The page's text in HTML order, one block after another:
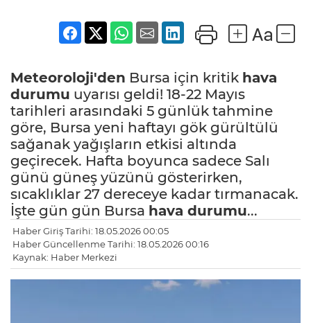
Meteoroloji'den Bursa için kritik hava
durumu uyarısı geldi! 18-22 Mayıs
tarihleri arasındaki 5 günlük tahmine
göre, Bursa yeni haftayı gök gürültülü
sağanak yağışların etkisi altında
geçirecek. Hafta boyunca sadece Salı
günü güneş yüzünü gösterirken,
sıcaklıklar 27 dereceye kadar tırmanacak.
İşte gün gün Bursa hava durumu...
Haber Giriş Tarihi: 18.05.2026 00:05
Haber Güncellenme Tarihi: 18.05.2026 00:16
Kaynak: Haber Merkezi